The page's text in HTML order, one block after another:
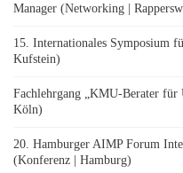
Manager (Networking |
15. Internationales Symposium
Kufstein)
Fachlehrgang „KMU-Berater für
Köln)
20. Hamburger AIMP Forum
(Konferenz | Hamburg)